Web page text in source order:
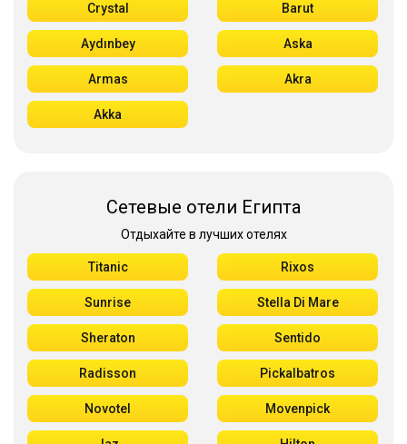
Crystal Barut
Aydınbey Aska
Armas Akra
Akka
Сетевые отели Египта
Отдыхайте в лучших отелях
Titanic Rixos
Sunrise Stella Di Mare
Sheraton Sentido
Radisson Pickalbatros
Novotel Movenpick